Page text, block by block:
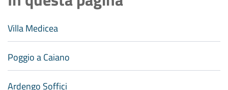
Villa Medicea
Poggio a Caiano
Ardengo Soffici